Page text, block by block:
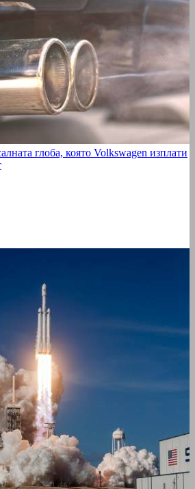
глоба, която Volkswagen изплати